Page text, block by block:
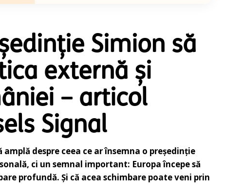
Simion să
externă și
– articol
Signal
despre ceea ce ar însemna o președinție
ci un semnal important: Europa începe să
profundă. Și că acea schimbare poate veni prin